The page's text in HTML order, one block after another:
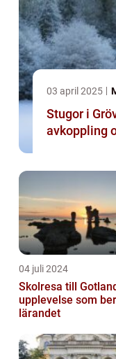
03 april 2025
Stugor i
avkoppling
04 juli 2024
Skolresa till
upplevelse som
lärandet